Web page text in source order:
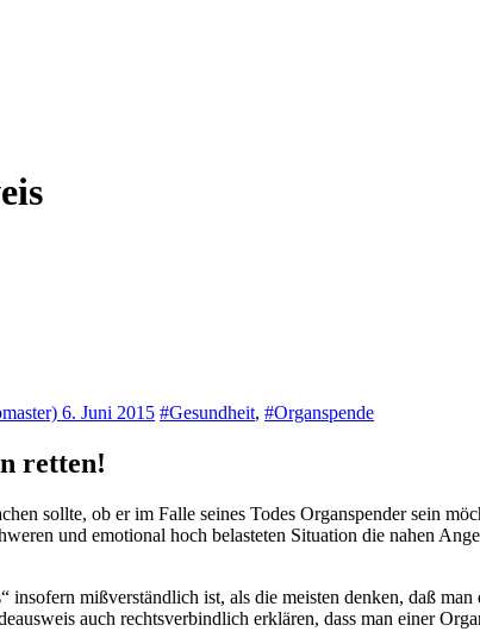
6. Juni 2015 #Gesundheit, #Organspende
retten!
und emotional hoch belasteten Situation die nahen
insofern mißverständlich ist, als die meisten denken, daß
auch rechtsverbindlich erklären, dass man einer